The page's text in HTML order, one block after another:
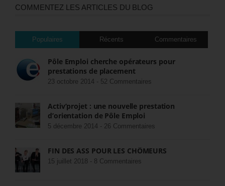
COMMENTEZ LES ARTICLES DU BLOG
Populaires Récents Commentaires
Pôle Emploi cherche opérateurs pour
prestations de placement
23 octobre 2014 - 52 Commentaires
Activ’projet : une nouvelle prestation
d’orientation de Pôle Emploi
5 décembre 2014 - 26 Commentaires
FIN DES ASS POUR LES CHÔMEURS
15 juillet 2018 - 8 Commentaires